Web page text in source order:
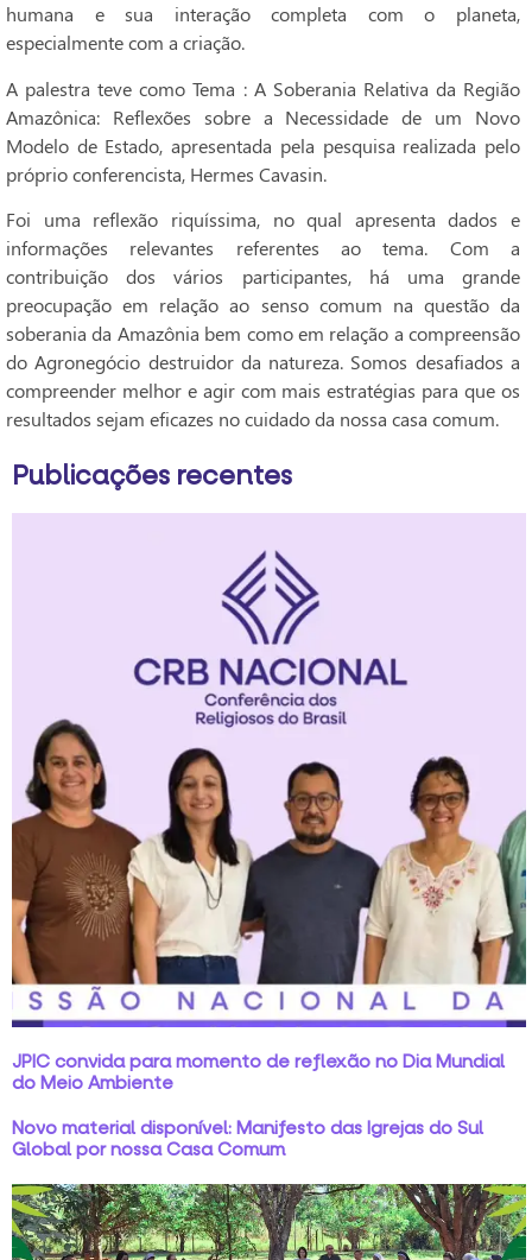
humana e sua interação completa com o planeta,
especialmente com a criação.
A palestra teve como Tema : A Soberania Relativa da Região
Amazônica: Reflexões sobre a Necessidade de um Novo
Modelo de Estado, apresentada pela pesquisa realizada pelo
próprio conferencista, Hermes Cavasin.
Foi uma reflexão riquíssima, no qual apresenta dados e
informações relevantes referentes ao tema. Com a
contribuição dos vários participantes, há uma grande
preocupação em relação ao senso comum na questão da
soberania da Amazônia bem como em relação a compreensão
do Agronegócio destruidor da natureza. Somos desafiados a
compreender melhor e agir com mais estratégias para que os
resultados sejam eficazes no cuidado da nossa casa comum.
Publicações recentes
JPIC convida para momento de reflexão no Dia Mundial
do Meio Ambiente
Novo material disponível: Manifesto das Igrejas do Sul
Global por nossa Casa Comum